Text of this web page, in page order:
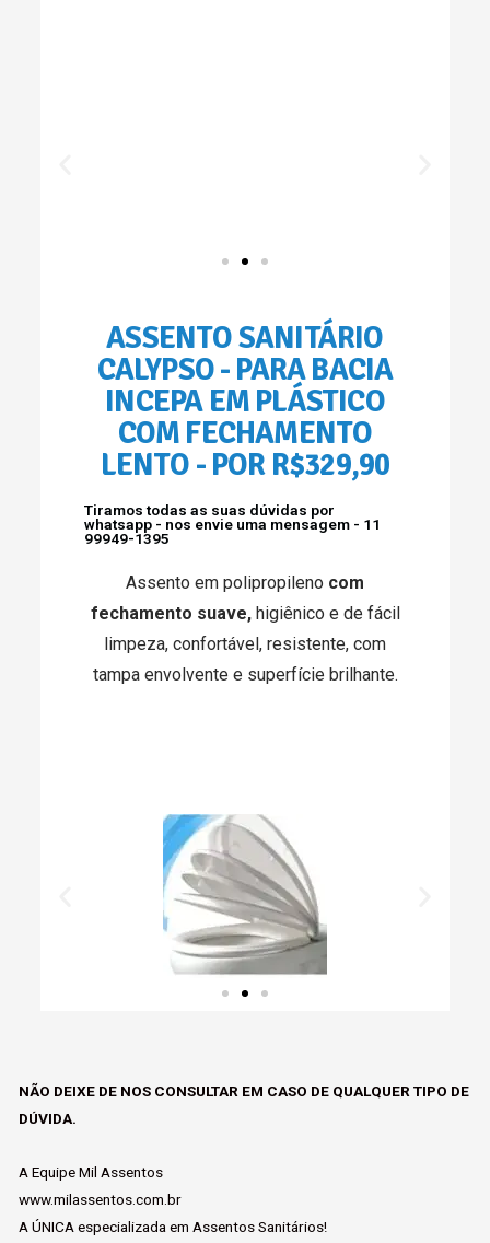
ASSENTO SANITÁRIO
CALYPSO - PARA BACIA
INCEPA EM PLÁSTICO
COM FECHAMENTO
LENTO - POR R$329,90
Tiramos todas as suas dúvidas por
whatsapp - nos envie uma mensagem - 11
99949-1395
Assento em polipropileno com
fechamento suave, higiênico e de fácil
limpeza, confortável, resistente, com
tampa envolvente e superfície brilhante.
NÃO DEIXE DE NOS CONSULTAR EM CASO DE QUALQUER TIPO DE
DÚVIDA.
A Equipe Mil Assentos
www.milassentos.com.br
A ÚNICA especializada em Assentos Sanitários!